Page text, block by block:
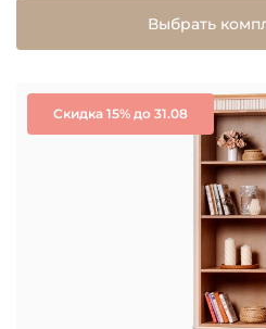
Выбрать
Скидка 15% до 31.08